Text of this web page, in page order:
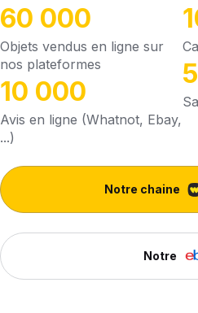
60 000
Objets vendus en ligne sur
nos plateformes
10 000
Avis en ligne (Whatnot, Ebay,
...)
Notre chaine
Notre